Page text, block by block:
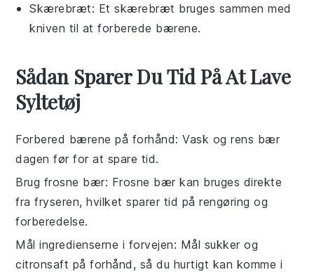
Skærebræt: Et skærebræt bruges sammen med
kniven til at forberede bærene.
Sådan Sparer Du Tid På At Lave
Syltetøj
Forbered bærene på forhånd: Vask og rens bær
dagen før for at spare tid.
Brug frosne bær: Frosne bær kan bruges direkte
fra fryseren, hvilket sparer tid på rengøring og
forberedelse.
Mål ingredienserne i forvejen: Mål sukker og
citronsaft på forhånd, så du hurtigt kan komme i